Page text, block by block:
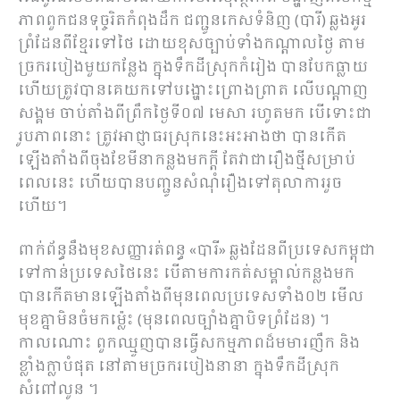
ភាពពួកជនទុច្ចរិតកំពុងដឹក ជញ្ជូនកេសទំនិញ (បារី) ឆ្លងអូរ
ព្រំដែនពីខ្មែរទៅថៃ ដោយខុសច្បាប់ទាំងកណ្ដាលថ្ងៃ តាម
ច្រករបៀងមួយកន្លែង ក្នុងទឹកដីស្រុកកំរៀង បានបែកធ្លាយ
ហើយត្រូវបានគេយកទៅបង្ហោះព្រោងព្រាត លើបណ្ដាញ
សង្គម ចាប់តាំងពីព្រឹកថ្ងៃទី០៧ មេសា រហូតមក បើទោះជា
រូបភាពនោះ ត្រូវអាជ្ញាធរស្រុកនេះអះអាងថា បានកើត
ឡើងតាំងពីចុងខែមីនាកន្លងមកក្ដី តែវាជារឿងថ្មីសម្រាប់
ពេលនេះ ហើយបានបញ្ជូនសំណុំរឿងទៅតុលាការរួច
ហើយ។
ពាក់ព័ន្ធនឹងមុខសញ្ញារត់ពន្ធ «បារី» ឆ្លងដែនពីប្រទេសកម្ពុជា
ទៅកាន់ប្រទេសថៃនេះ បើតាមការកត់សម្គាល់កន្លងមក
បានកើតមានឡើងតាំងពីមុនពេលប្រទេសទាំង០២ មើល
មុខគ្នាមិនចំមកម្ល៉េះ (មុនពេលច្បាំងគ្នាបិទព្រំដែន) ។
កាលណោះ ពួកឈ្មួញបានធ្វើសកម្មភាពដ៏មមារញឹក និង
ខ្លាំងក្លាបំផុត នៅតាមច្រករបៀងនានា ក្នុងទឹកដីស្រុក
សំពៅលូន ។